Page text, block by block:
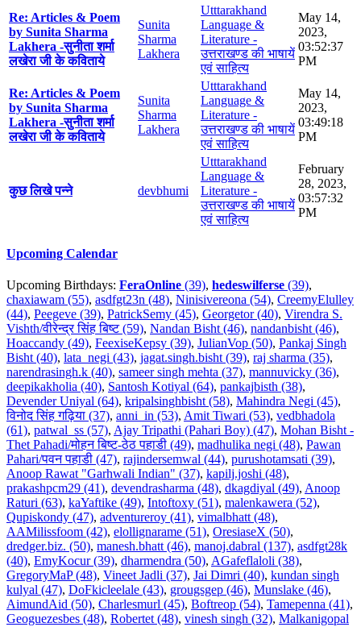
Re: Articles & Poem
by Sunita Sharma
Lakhera -सुनीता शर्मा
लखेरा जी के कविताये
Sunita
Sharma
Lakhera
Utttarakhand
Language &
Literature -
उत्तराखण्ड की भाषायें
एवं साहित्य
May 14,
2023,
03:52:37
PM
Re: Articles & Poem
by Sunita Sharma
Lakhera -सुनीता शर्मा
लखेरा जी के कविताये
Sunita
Sharma
Lakhera
Utttarakhand
Language &
Literature -
उत्तराखण्ड की भाषायें
एवं साहित्य
May 14,
2023,
03:49:18
PM
कुछ लिखे पन्ने devbhumi
Utttarakhand
Language &
Literature -
उत्तराखण्ड की भाषायें
एवं साहित्य
February
28, 2023,
03:57:32
PM
Upcoming Calendar
Upcoming Birthdays: FeraOnline (39), hedeswilferse (39),
chaxiawam (55), asdfgt23n (48), Ninisivereona (54), CreemyElulley
(44), Peegeve (39), PatrickSemy (45), Georgetor (40), Virendra S.
Vishth/वीरेन्द्र सिंह बिष्ट (59), Nandan Bisht (46), nandanbisht (46),
Hoaccandy (49), FeexiseKepsy (39), JulianVop (50), Pankaj Singh
Bisht (40), lata_negi (43), jagat.singh.bisht (39), raj sharma (35),
narendrasingh.k (40), sameer singh mehta (37), mannuvicky (36),
deepikakholia (40), Santosh Kotiyal (64), pankajbisth (38),
Devender Uniyal (64), kripalsinghbisht (58), Mahindra Negi (45),
विनोद सिंह गढ़िया (37), anni_in (53), Amit Tiwari (53), vedbhadola
(61), patwal_ss (57), Ajay Tripathi (Pahari Boy) (47), Mohan Bisht -
Thet Pahadi/मोहन बिष्ट-ठेठ पहाडी (49), madhulika negi (48), Pawan
Pahari/पवन पहाडी (47), rajindersemwal (44), purushotamsati (39),
Anoop Rawat "Garhwali Indian" (37), kapilj.joshi (48),
prakashpcm29 (41), devendrasharma (48), dkagdiyal (49), Anoop
Raturi (63), kaYaftike (49), Intoftoxy (51), malenkawera (52),
Qupiskondy (47), adventureroy (41), vimalbhatt (48),
AAMilissfoom (42), elollignarame (51), OresiaseX (50),
dredger.biz. (50), manesh.bhatt (46), manoj.dabral (137), asdfgt28k
(40), EmyKocur (39), dharmendra (50), AGafeflaloli (38),
GregoryMaP (48), Vineet Jadli (37), Jai Dimri (40), kundan singh
kulyal (47), DoFkicleelale (43), grougsgep (46), Munslake (46),
AimundAid (50), Charlesmurl (45), Boftreop (54), Tamepenna (41),
Geoguezesbes (48), Robertet (48), vinesh singh (32), Malkanigopal